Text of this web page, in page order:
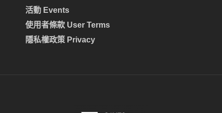
活動 Events
使用者條款 User Terms
隱私權政策 Privacy